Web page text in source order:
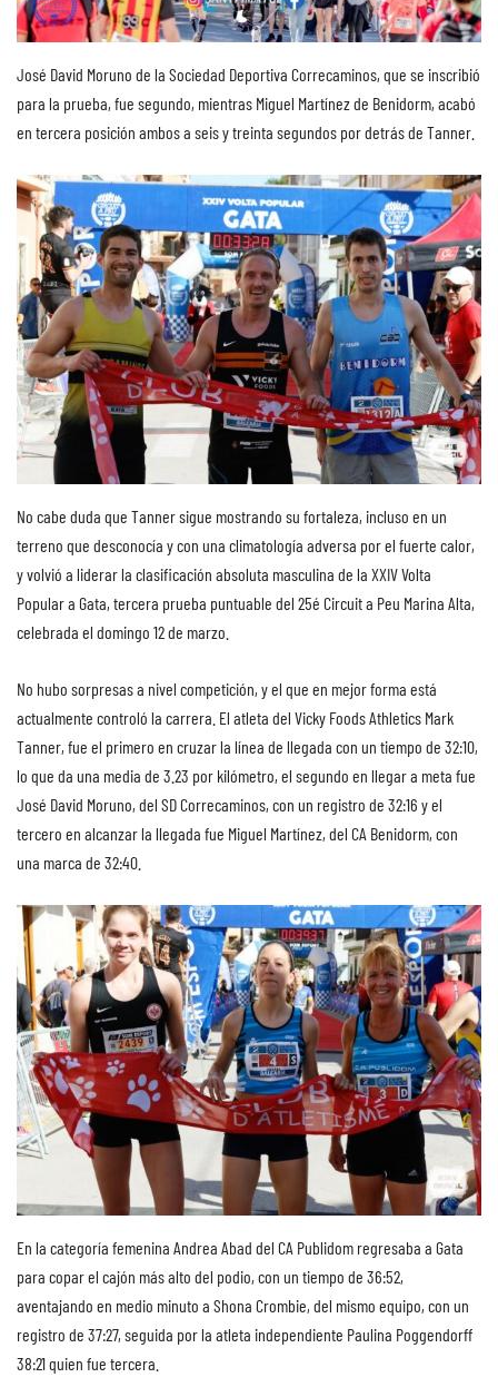
José David Moruno de la Sociedad Deportiva Correcaminos, que se inscribió
para la prueba, fue segundo, mientras Miguel Martínez de Benidorm, acabó
en tercera posición ambos a seis y treinta segundos por detrás de Tanner.
No cabe duda que Tanner sigue mostrando su fortaleza, incluso en un
terreno que desconocía y con una climatología adversa por el fuerte calor,
y volvió a liderar la clasificación absoluta masculina de la XXIV Volta
Popular a Gata, tercera prueba puntuable del 25é Circuit a Peu Marina Alta,
celebrada el domingo 12 de marzo.
No hubo sorpresas a nivel competición, y el que en mejor forma está
actualmente controló la carrera. El atleta del Vicky Foods Athletics Mark
Tanner, fue el primero en cruzar la línea de llegada con un tiempo de 32:10,
lo que da una media de 3.23 por kilómetro, el segundo en llegar a meta fue
José David Moruno, del SD Correcaminos, con un registro de 32:16 y el
tercero en alcanzar la llegada fue Miguel Martínez, del CA Benidorm, con
una marca de 32:40.
En la categoría femenina Andrea Abad del CA Publidom regresaba a Gata
para copar el cajón más alto del podio, con un tiempo de 36:52,
aventajando en medio minuto a Shona Crombie, del mismo equipo, con un
registro de 37:27, seguida por la atleta independiente Paulina Poggendorff
38:21 quien fue tercera.